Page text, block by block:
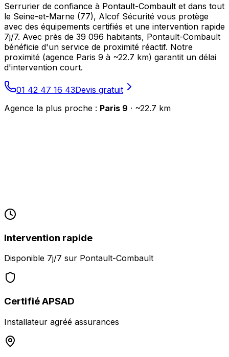
Serrurier de confiance à Pontault-Combault et dans tout
le Seine-et-Marne (77), Alcof Sécurité vous protège
avec des équipements certifiés et une intervention rapide
7j/7. Avec près de 39 096 habitants, Pontault-Combault
bénéficie d'un service de proximité réactif. Notre
proximité (agence Paris 9 à ~22.7 km) garantit un délai
d'intervention court.
01 42 47 16 43Devis gratuit
Agence la plus proche : Paris 9 · ~22.7 km
Intervention rapide
Disponible 7j/7 sur Pontault-Combault
Certifié APSAD
Installateur agréé assurances